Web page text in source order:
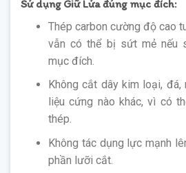
Sử dụng Giữ Lửa đúng mục đích:
Thép carbon cường độ cao
vẫn có thể bị sứt mẻ nếu
mục đích.
Không cắt dây kim loại,
liệu cứng nào khác, vì có
thép.
Không tác dụng lực mạnh
phần lưỡi cắt.